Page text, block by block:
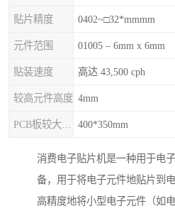
贴片精度 0402~□32*mmmm
元件范围 01005 – 6mm x 6mm
贴装速度 高达 43,500 cph
较高元件高度 4mm
400*350mm
消费电子贴片机是一种用于电
备，用于将电子元件地贴片到
高精度地将小型电子元件（如